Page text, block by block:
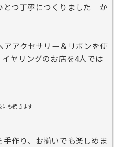
つ丁寧につくりました か
アクセサリー＆リボンを使
ヤリングのお店を4人では
にも続きます
作り、お揃いでも楽しめま